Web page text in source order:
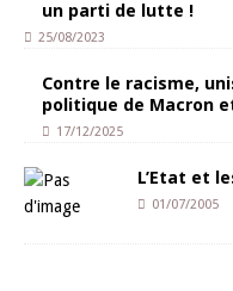
un parti de lutte !
25/08/2023
Contre le racisme,
politique de Macron
17/12/2025
L’Etat et
01/07/2005